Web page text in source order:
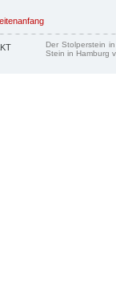
Der Stolperstein
Stein in Hamburg